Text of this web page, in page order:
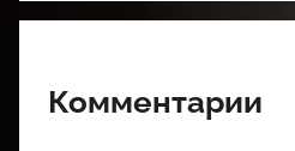
Комментарии